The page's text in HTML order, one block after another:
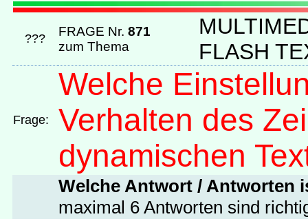
??? FRAGE Nr. 871
zum Thema
FLASH
Frage:
Welche
Verhalten des
dynamischen
Welche Antwort / Antworten
maximal 6 Antworten sind